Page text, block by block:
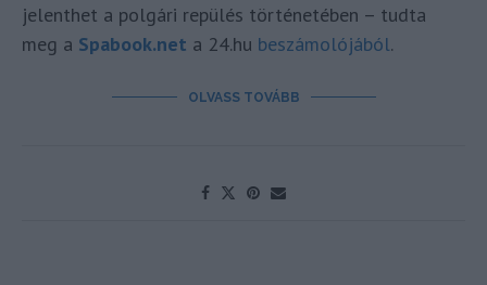
jelenthet a polgári repülés történetében – tudta
meg a Spabook.net a 24.hu beszámolójából.
OLVASS TOVÁBB